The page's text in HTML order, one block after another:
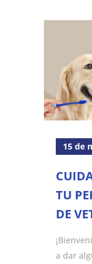
15 de
TU
DE
a dar